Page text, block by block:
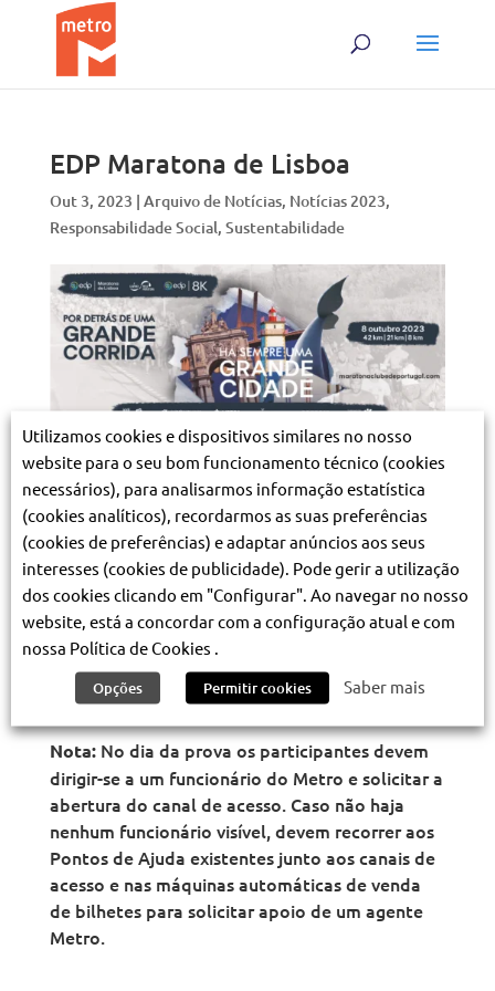
EDP Maratona de Lisboa
Out 3, 2023 | Arquivo de Notícias, Notícias 2023,
Responsabilidade Social, Sustentabilidade
O Metro apoia a corridaEDP Maratona de
Lisboa, que se realiza no próximo dia 8 de
outubro (domingo). Neste dia os participantes
poderão utilizar o Metro das 6h30 às 17h,
mediante a apresentação de dorsal
comprovativo da participação no evento.
Planeie com antecedência a sua viagem
Metro, para chegar a tempo às suas provas
desportivas.
Nota:No dia da prova os participantes devem
dirigir-se a um funcionário do Metro e solicitar a
abertura do canal de acesso. Caso não haja
nenhum funcionário visível, devem recorrer aos
Pontos de Ajuda existentes junto aos canais de
acesso e nas máquinas automáticas de venda
de bilhetes para solicitar apoio de um agente
Metro.
Utilizamos cookies e dispositivos similares no nosso
website para o seu bom funcionamento técnico (cookies
necessários), para analisarmos informação estatística
(cookies analíticos), recordarmos as suas preferências
(cookies de preferências) e adaptar anúncios aos seus
interesses (cookies de publicidade). Pode gerir a utilização
dos cookies clicando em "Configurar". Ao navegar no nosso
website, está a concordar com a configuração atual e com
nossa Política de Cookies .
Opções Permitir cookies Saber mais